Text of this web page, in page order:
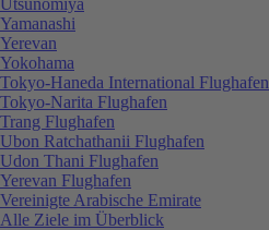
Yamanashi
Yerevan
Yokohama
Tokyo-Haneda International Flughafen
Tokyo-Narita Flughafen
Trang Flughafen
Ubon Ratchathanii Flughafen
Udon Thani Flughafen
Yerevan Flughafen
Vereinigte Arabische Emirate
Alle Ziele im Überblick